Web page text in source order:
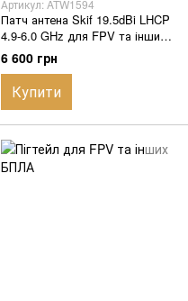
Артикул: ATW1594
Патч антена Skif 19.5dBi LHCP
4.9-6.0 GHz для FPV та інших
БПЛА
6 600 грн
Купити